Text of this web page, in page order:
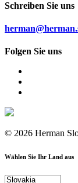
Schreiben Sie uns
Folgen Sie uns
© 2026 Herman
Wählen Sie Ihr Land aus